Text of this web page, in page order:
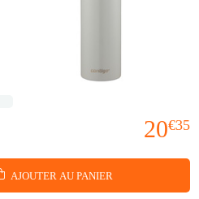
20€35
AJOUTER AU PANIER